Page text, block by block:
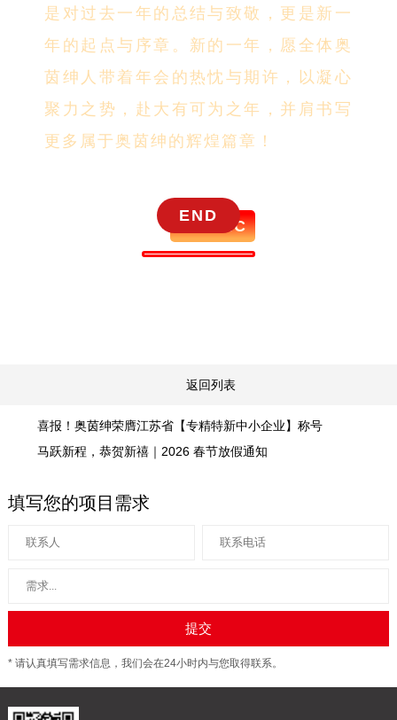
是对过去一年的总结与致敬，更是新一
年的起点与序章。新的一年，愿全体奥
茵绅人带着年会的热忱与期许，以凝心
聚力之势，赴大有可为之年，并肩书写
更多属于奥茵绅的辉煌篇章！
END
AISTEC
返回列表
喜报！奥茵绅荣膺江苏省【专精特新中小企业】称号
马跃新程，恭贺新禧｜2026 春节放假通知
填写您的项目需求
* 请认真填写需求信息，我们会在24小时内与您取得联系。